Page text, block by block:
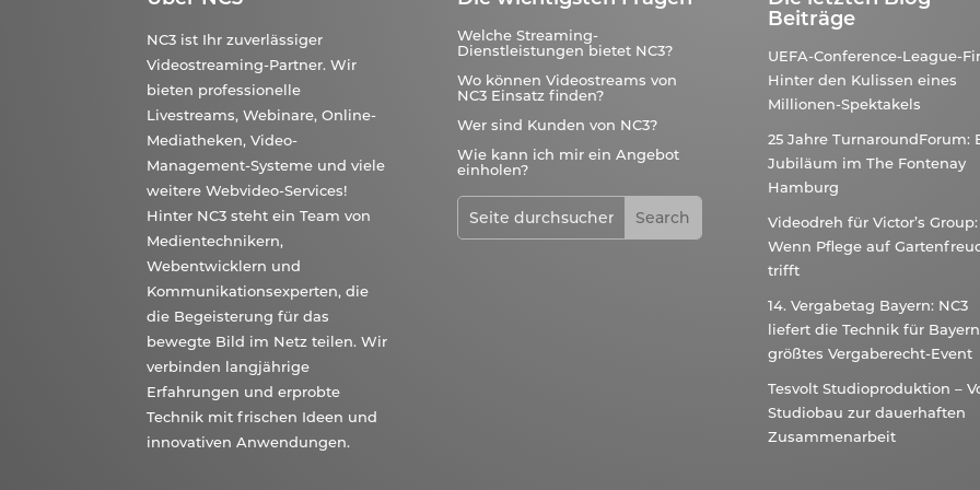
NC3 ist Ihr zuverlässiger
Videostreaming-Partner. Wir
bieten professionelle
Livestreams, Webinare, Online-
Mediatheken, Video-
Management-Systeme und viele
weitere Webvideo-Services!
Hinter NC3 steht ein Team von
Medientechnikern,
Webentwicklern und
Kommunikationsexperten, die
die Begeisterung für das
bewegte Bild im Netz teilen. Wir
verbinden langjährige
Erfahrungen und erprobte
Technik mit frischen Ideen und
innovativen Anwendungen.
Welche Streaming-
Dienstleistungen bietet NC3?
Wo können Videostreams von
NC3 Einsatz finden?
Wer sind Kunden von NC3?
Wie kann ich mir ein Angebot
einholen?
Beiträge
UEFA-Conference-League-
Hinter den Kulissen eines
Millionen-Spektakels
25 Jahre TurnaroundForum:
Jubiläum im The Fontenay
Hamburg
Videodreh für Victor’s Group:
Wenn Pflege auf
trifft
14. Vergabetag Bayern: NC3
liefert die Technik für
größtes Vergaberecht-Event
Tesvolt Studioproduktion –
Studiobau zur dauerhaften
Zusammenarbeit